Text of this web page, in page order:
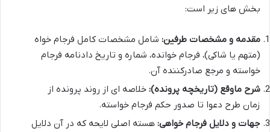
بخش های زیر است:
مقدمه و مشخصات طرفین: شامل مشخصات کامل فرجام خواه
(متهم یا شاکی)، فرجام خوانده، شماره و تاریخ دادنامه فرجام
خواسته و مرجع صادرکننده آن.
شرح ماوقع (تاریخچه پرونده): خلاصه ای از روند پرونده از
زمان طرح دعوا تا صدور حکم فرجام خواسته.
جهات و دلایل فرجام خواهی: هسته اصلی لایحه که در آن دلایل